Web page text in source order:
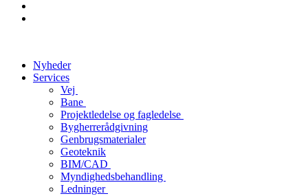
Nyheder
Services
Vej
Bane
Projektledelse og fagledelse
Bygherrerådgivning
Genbrugsmaterialer
Geoteknik
BIM/CAD
Myndighedsbehandling
Ledninger